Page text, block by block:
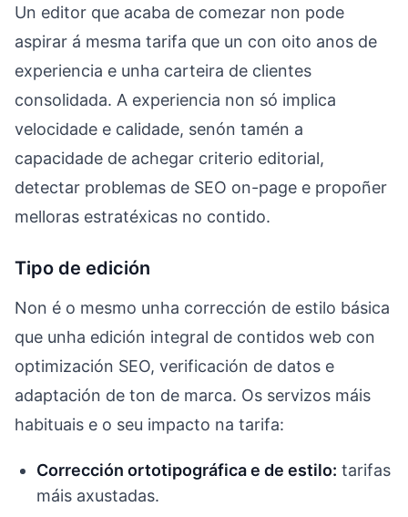
Un editor que acaba de comezar non pode
aspirar á mesma tarifa que un con oito anos de
experiencia e unha carteira de clientes
consolidada. A experiencia non só implica
velocidade e calidade, senón tamén a
capacidade de achegar criterio editorial,
detectar problemas de SEO on-page e propoñer
melloras estratéxicas no contido.
Tipo de edición
Non é o mesmo unha corrección de estilo básica
que unha edición integral de contidos web con
optimización SEO, verificación de datos e
adaptación de ton de marca. Os servizos máis
habituais e o seu impacto na tarifa:
Corrección ortotipográfica e de estilo: tarifas
máis axustadas.